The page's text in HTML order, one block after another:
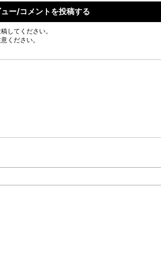
ー/コメントを投稿する
してください。
ください。